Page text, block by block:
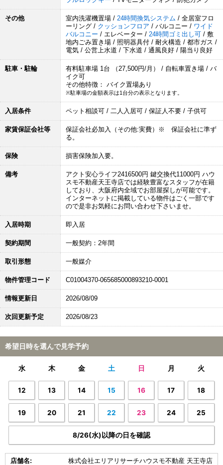
その他 室内洗濯機置場 / 24時間換気システム / 全居室フロ
ーリング / クッションフロア / バルコニー / ワイド
バルコニー / エレベーター / 24時間ゴミ出し可 / 敷
地内ごみ置き場 / 照明器具付 / 耐火構造 / 都市ガス /
電気 / 公営上水道 / 下水道 / 通風良好 / 陽当り良好
駐車・駐輪
有料駐車場 1台 （27,500円/月） / 自転車置き場 / バ
イク可
その他特徴： バイク置場あり
※駐車場の金額表示は1台分の表示となります。
入居条件 ペット相談可 / 二人入居可 / 保証人不要 / 子供可
家賃保証会社等
保証会社必加入（その他:実費）※ 保証会社に準ず
る。
保険 損害保険加入要。
備考
アクト安心ライフ2416500円 鍵交換代11000円 ハウ
スモ不動産天王寺店では経験豊富なスタッフが在籍
しており、大阪府内全域でお部屋探しが可能です。
インターネットに掲載している物件はごく一部です
ので是非お気軽にお問い合わせ下さいませ。
入居時期 即入居
契約期間 一般契約：2年間
取引形態 一般媒介
物件管理コード C01004370-065685000893210-0001
情報更新日 2026/08/09
次回更新予定 2026/08/23
希望日時を選んで見学予約
水 木 金 土 日 月 火
12 13 14 15 16 17 18
19 20 21 22 23 24 25
8/26(水)以降の日を確認
店舗名: 株式会社エリアリサーチハウスモ不動産 天王寺店